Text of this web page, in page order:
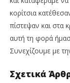
κορίτσια
πίστεψαν και στα
αυτή τη φορά
Συνεχίζουμε με
Σχετικά